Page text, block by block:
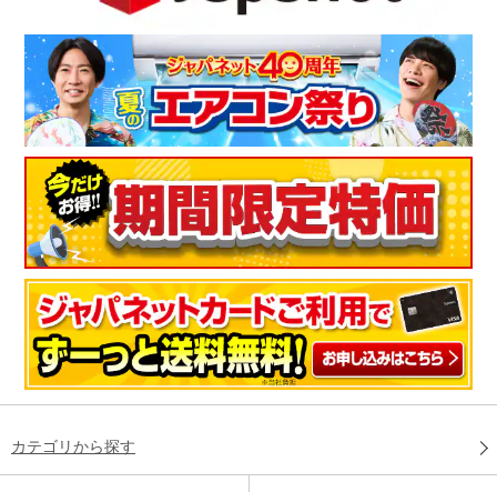
カテゴリから探す